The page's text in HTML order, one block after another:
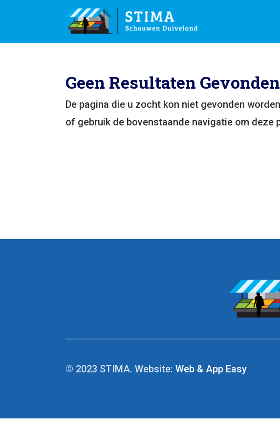
Geen Resultaten Gevonden
De pagina die u zocht kon niet gevonden
of gebruik de bovenstaande navigatie om deze
© 2023 STIMA. Website:Web & App Easy